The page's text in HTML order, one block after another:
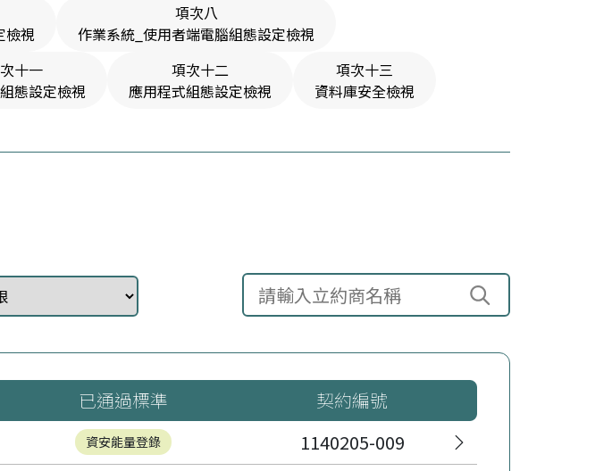
檢視
項次八
作業系統_使用者端電腦組態設定檢視
十一
態設定檢視
項次十二
應用程式組態設定檢視
項次十三
資料庫安全檢視
搜尋立約商名稱
已通過標準
契約編號
資安能量登錄
1140205-009